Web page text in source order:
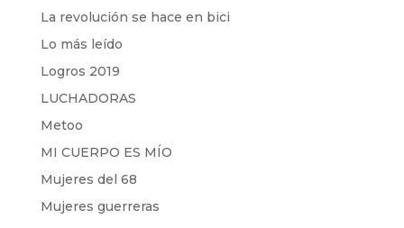
La revolución se hace en bici
Lo más leído
Logros 2019
LUCHADORAS
Metoo
MI CUERPO ES MÍO
Mujeres del 68
Mujeres guerreras